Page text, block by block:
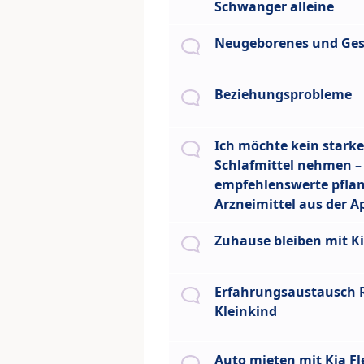
Schwanger alleine
Neugeborenes und
Beziehungsprobleme
Ich möchte kein
Schlafmittel nehmen
empfehlenswerte
Arzneimittel aus der
Zuhause bleiben mit
Erfahrungsaustausch
Kleinkind
Auto mieten mit Kia